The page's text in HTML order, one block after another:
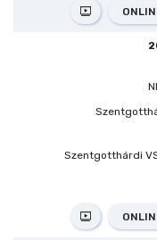
Szentgotthárdi